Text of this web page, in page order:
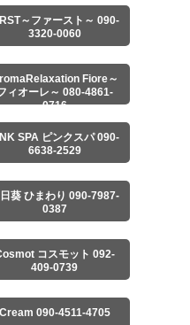
～ファースト～ 090-
3320-0060
Fiore～
ィオーレ～ 080-4861-
0716
SPA ピンクスパ 090-
6638-2529
葵 ひまわり 090-7987-
0387
コスモット 092-
409-0739
Cream 090-4511-4705